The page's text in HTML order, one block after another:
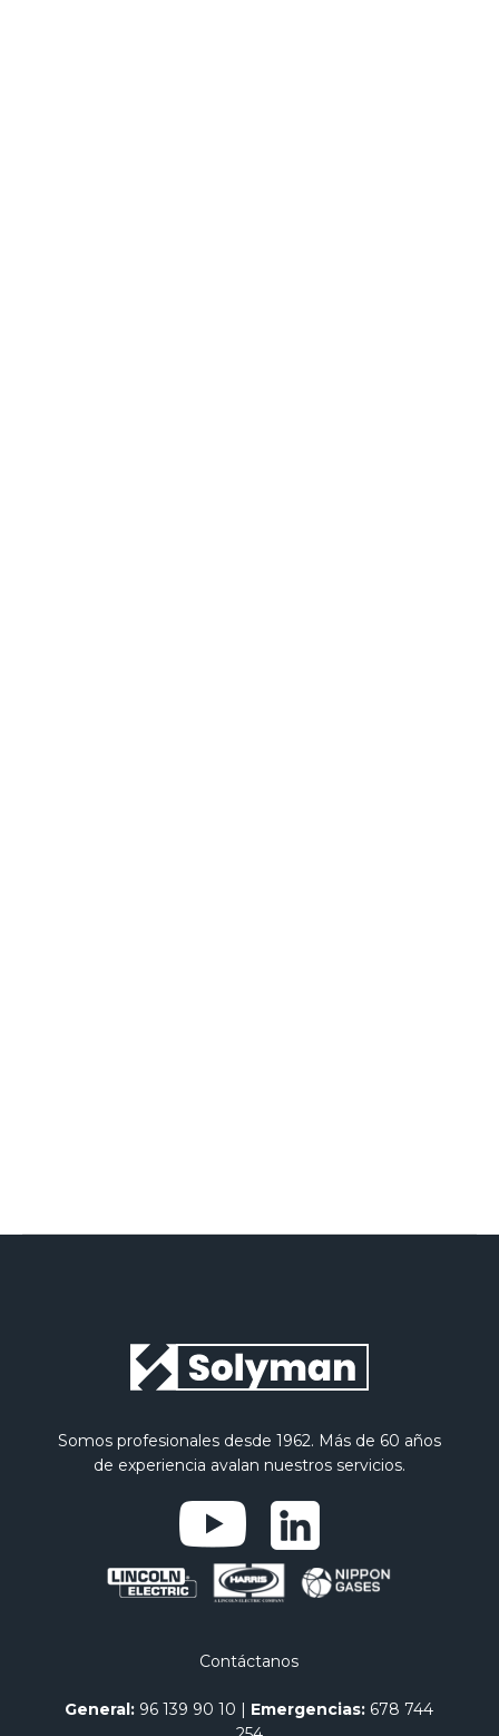
Somos profesionales desde 1962. Más de 60 años
de experiencia avalan nuestros servicios.
Contáctanos
General: 96 139 90 10 | Emergencias: 678 744